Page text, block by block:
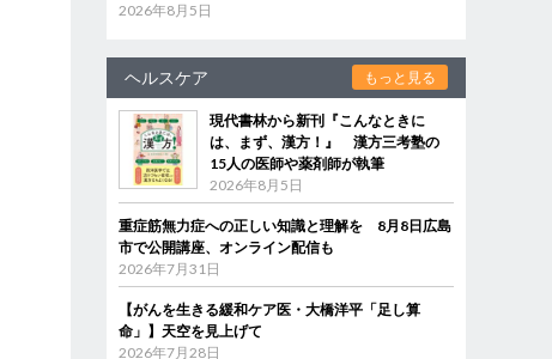
2026年8月5日
ヘルスケア もっと見る
現代書林から新刊『こんなときに
は、まず、漢方！』 漢方三考塾の
15人の医師や薬剤師が執筆
2026年8月5日
重症筋無力症への正しい知識と理解を 8月8日広島
市で公開講座、オンライン配信も
2026年7月31日
【がんを生きる緩和ケア医・大橋洋平「足し算
命」】天空を見上げて
2026年7月28日